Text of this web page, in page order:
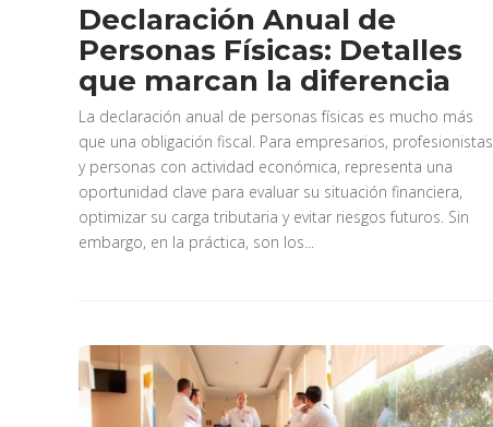
Declaración Anual de
Personas Físicas: Detalles
que marcan la diferencia
La declaración anual de personas físicas es mucho más
que una obligación fiscal. Para empresarios, profesionistas
y personas con actividad económica, representa una
oportunidad clave para evaluar su situación financiera,
optimizar su carga tributaria y evitar riesgos futuros. Sin
embargo, en la práctica, son los...